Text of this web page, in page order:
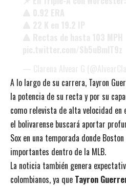
A lo largo de su carrera, Tayron
la potencia de su recta y por su
como relevista de alta velocidad en
el bolivarense buscará aportar
Sox en una temporada donde
importantes dentro de la MLB.
La noticia también genera
colombianos, ya que Tayron